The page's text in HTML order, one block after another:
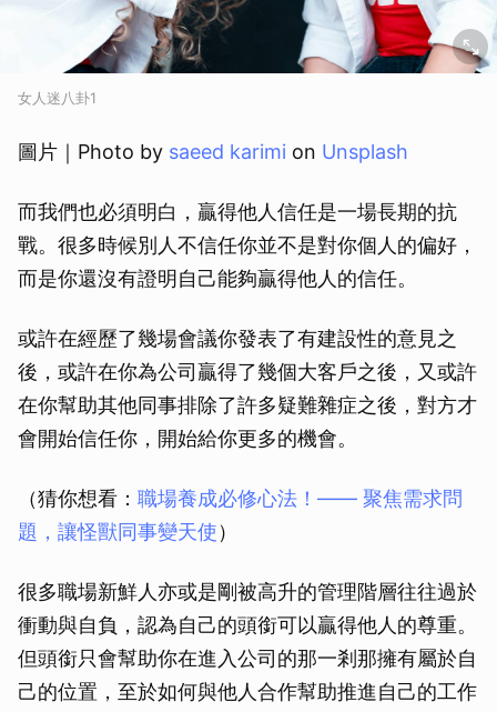
女人迷八卦1
圖片｜Photo by saeed karimi on Unsplash
而我們也必須明白，贏得他人信任是一場長期的抗
戰。很多時候別人不信任你並不是對你個人的偏好，
而是你還沒有證明自己能夠贏得他人的信任。
或許在經歷了幾場會議你發表了有建設性的意見之
後，或許在你為公司贏得了幾個大客戶之後，又或許
在你幫助其他同事排除了許多疑難雜症之後，對方才
會開始信任你，開始給你更多的機會。
（猜你想看： 職場養成必修心法！—— 聚焦需求問
題，讓怪獸同事變天使）
很多職場新鮮人亦或是剛被高升的管理階層往往過於
衝動與自負，認為自己的頭銜可以贏得他人的尊重。
但頭銜只會幫助你在進入公司的那一剎那擁有屬於自
己的位置，至於如何與他人合作幫助推進自己的工作